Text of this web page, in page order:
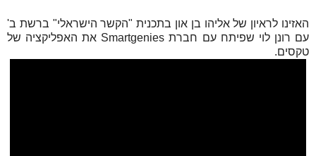
האזינו לראיון של אליהו בן און בתכנית "הקשר הישראלי" ברשת ב'
עם רונן לוי שפיתח עם חברת Smartgenies את האפליקציה של
טקסים.